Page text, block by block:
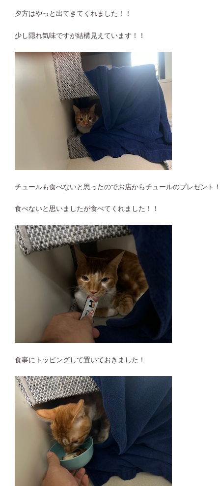
夕方はやっと出てきてくれました！！
少し隠れ気味ですが結構見えています！！
チュールも食べないと思ったのでお店からチュールのプレゼント
食べないと思いましたが食べてくれました！！
食事にトッピングして置いておきました！